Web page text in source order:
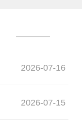
2026-07-16
2026-07-15